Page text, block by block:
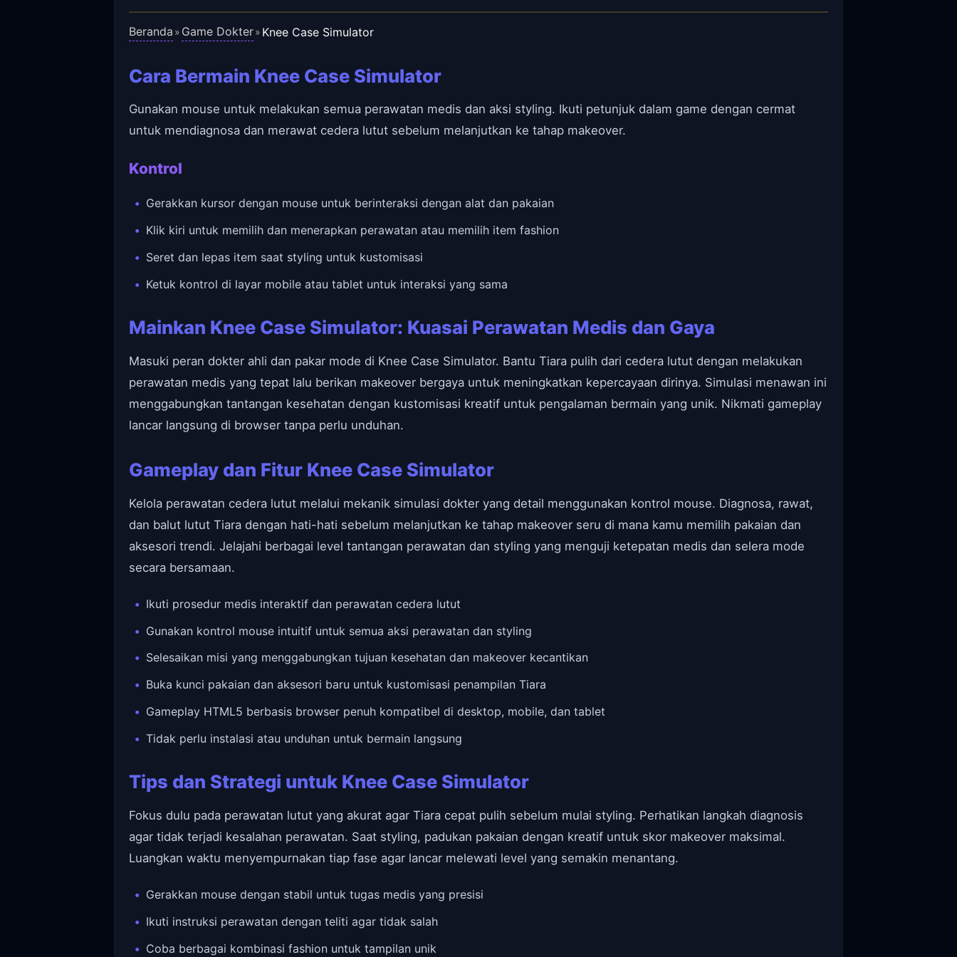
Beranda » Game Dokter» Knee Case Simulator
Cara Bermain Knee Case Simulator
Gunakan mouse untuk melakukan semua perawatan medis dan aksi styling. Ikuti petunjuk dalam game dengan cermat
untuk mendiagnosa dan merawat cedera lutut sebelum melanjutkan ke tahap makeover.
Kontrol
Gerakkan kursor dengan mouse untuk berinteraksi dengan alat dan pakaian
Klik kiri untuk memilih dan menerapkan perawatan atau memilih item fashion
Seret dan lepas item saat styling untuk kustomisasi
Ketuk kontrol di layar mobile atau tablet untuk interaksi yang sama
Mainkan Knee Case Simulator: Kuasai Perawatan Medis dan Gaya
Masuki peran dokter ahli dan pakar mode di Knee Case Simulator. Bantu Tiara pulih dari cedera lutut dengan melakukan
perawatan medis yang tepat lalu berikan makeover bergaya untuk meningkatkan kepercayaan dirinya. Simulasi menawan ini
menggabungkan tantangan kesehatan dengan kustomisasi kreatif untuk pengalaman bermain yang unik. Nikmati gameplay
lancar langsung di browser tanpa perlu unduhan.
Gameplay dan Fitur Knee Case Simulator
Kelola perawatan cedera lutut melalui mekanik simulasi dokter yang detail menggunakan kontrol mouse. Diagnosa, rawat,
dan balut lutut Tiara dengan hati-hati sebelum melanjutkan ke tahap makeover seru di mana kamu memilih pakaian dan
aksesori trendi. Jelajahi berbagai level tantangan perawatan dan styling yang menguji ketepatan medis dan selera mode
secara bersamaan.
Ikuti prosedur medis interaktif dan perawatan cedera lutut
Gunakan kontrol mouse intuitif untuk semua aksi perawatan dan styling
Selesaikan misi yang menggabungkan tujuan kesehatan dan makeover kecantikan
Buka kunci pakaian dan aksesori baru untuk kustomisasi penampilan Tiara
Gameplay HTML5 berbasis browser penuh kompatibel di desktop, mobile, dan tablet
Tidak perlu instalasi atau unduhan untuk bermain langsung
Tips dan Strategi untuk Knee Case Simulator
Fokus dulu pada perawatan lutut yang akurat agar Tiara cepat pulih sebelum mulai styling. Perhatikan langkah diagnosis
agar tidak terjadi kesalahan perawatan. Saat styling, padukan pakaian dengan kreatif untuk skor makeover maksimal.
Luangkan waktu menyempurnakan tiap fase agar lancar melewati level yang semakin menantang.
Gerakkan mouse dengan stabil untuk tugas medis yang presisi
Ikuti instruksi perawatan dengan teliti agar tidak salah
Coba berbagai kombinasi fashion untuk tampilan unik